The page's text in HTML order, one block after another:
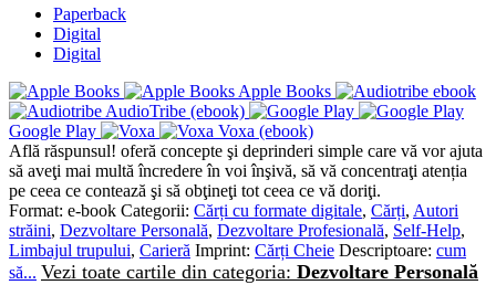
Paperback
Digital
Digital
Apple Books
AudioTribe (ebook)
Google Play
Voxa (ebook)
Află răspunsul! oferă concepte şi deprinderi simple care vă vor ajuta
să aveţi mai multă încredere în voi înşivă, să vă concentraţi atenția
pe ceea ce contează şi să obţineţi tot ceea ce vă doriţi.
Format: e-book Categorii: Cărți cu formate digitale, Cărți, Autori
străini, Dezvoltare Personală, Dezvoltare Profesională, Self-Help,
Limbajul trupului, Carieră Imprint: Cărți Cheie Descriptoare: cum
să... Vezi toate cartile din categoria: Dezvoltare Personală